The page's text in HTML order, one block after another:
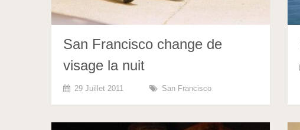
San Francisco change de
visage la nuit
29 Juillet 2011 San Francisco